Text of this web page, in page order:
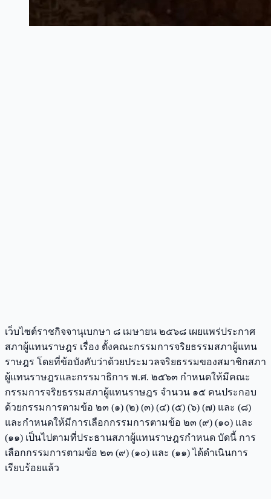
เว็บไซต์ราชกิจจานุเบกษา ๘ เมษายน ๒๕๖๘ เผยแพร่ประกาศ
สภาผู้แทนราษฎร เรื่อง ตั้งคณะกรรมการจริยธรรมสภาผู้แทน
ราษฎร โดยที่ข้อบังคับว่าด้วยประมวลจริยธรรมของสมาชิกสภา
ผู้แทนราษฎรและกรรมาธิการ พ.ศ. ๒๕๖๓ กำหนดให้มีคณะ
กรรมการจริยธรรมสภาผู้แทนราษฎร จำนวน ๑๕ คนประกอบ
ด้วยกรรมการตามข้อ ๒๓ (๑) (๒) (๓) (๔) (๕) (๖) (๗) และ (๘)
และกำหนดให้มีการเลือกกรรมการตามข้อ ๒๓ (๙) (๑๐) และ
(๑๑) เป็นไปตามที่ประธานสภาผู้แทนราษฎรกำหนด บัดนี้ การ
เลือกกรรมการตามข้อ ๒๓ (๙) (๑๐) และ (๑๑) ได้ดำเนินการ
เรียบร้อยแล้ว